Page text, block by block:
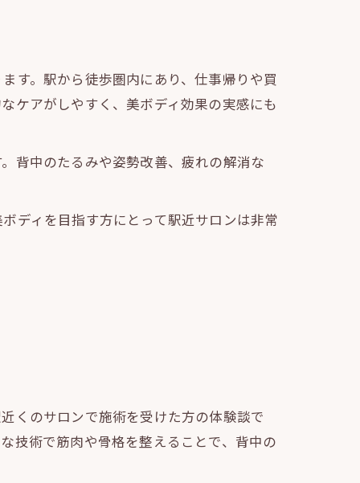
す。駅から徒歩圏内にあり、仕事帰りや買
ケアがしやすく、美ボディ効果の実感にも
背中のたるみや姿勢改善、疲れの解消な
ディを目指す方にとって駅近サロンは非常
くのサロンで施術を受けた方の体験談で
技術で筋肉や骨格を整えることで、背中の